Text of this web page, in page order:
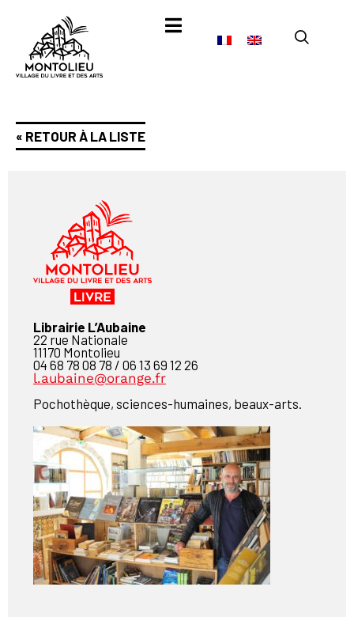
« RETOUR À LA LISTE
Librairie L’Aubaine
22 rue Nationale
11170 Montolieu
04 68 78 08 78 / 06 13 69 12 26
l.aubaine@orange.fr
Pochothèque, sciences-humaines, beaux-arts.